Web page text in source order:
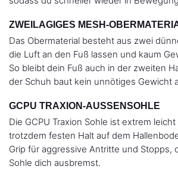
ZWEILAGIGES MESH-
Das Obermaterial besteht aus zwei
die Luft an den Fuß lassen und kaum
So bleibt dein Fuß auch in der zweiten
der Schuh baut kein unnötiges Gewicht
GCPU TRAXION-AUSSENSOHLE
Die GCPU Traxion Sohle ist extrem
trotzdem festen Halt auf dem
Grip für aggressive Antritte und Stopps,
Sohle dich ausbremst.